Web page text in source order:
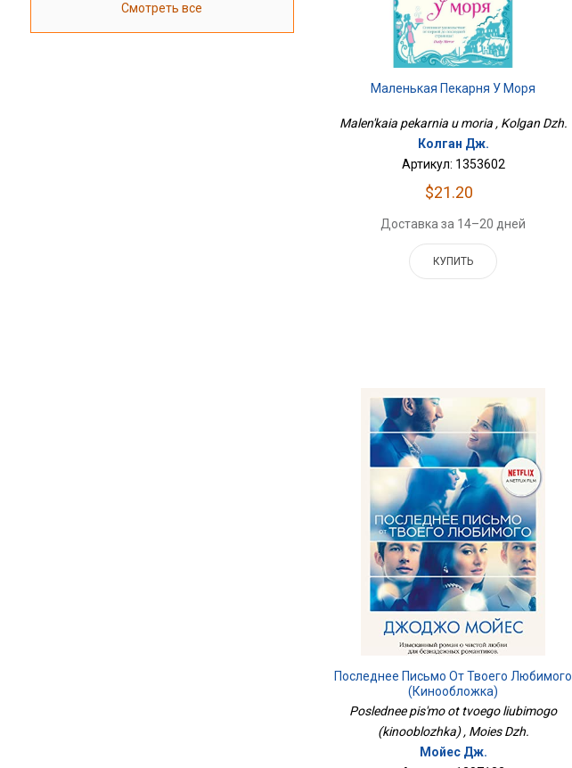
Смотреть все
Маленькая Пекарня У Моря
Malen'kaia pekarnia u moria , Kolgan Dzh.
Колган Дж.
Артикул: 1353602
$21.20
Доставка за 14–20 дней
КУПИТЬ
Последнее Письмо От Твоего Любимого
(кинообложка)
Poslednee pis'mo ot tvoego liubimogo
(kinooblozhka) , Moies Dzh.
Мойес Дж.